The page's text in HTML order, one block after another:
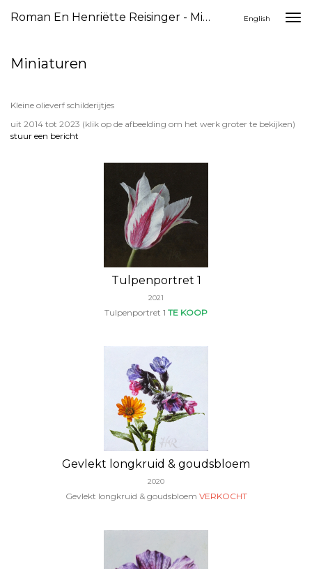
Roman En Henriëtte Reisinger - Miniaturen English
Miniaturen
Kleine olieverf schilderijtjes
uit 2014 tot 2023 (klik op de afbeelding om het werk groter te bekijken)
stuur een bericht
Tulpenportret 1
2021
Tulpenportret 1 TE KOOP
Gevlekt longkruid & goudsbloem
2020
Gevlekt longkruid & goudsbloem VERKOCHT